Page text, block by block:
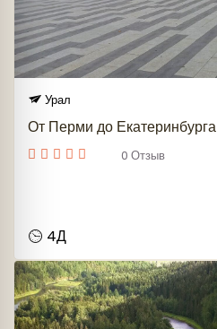
Урал
От Перми до Екатеринбурга
0 Отзыв
4Д